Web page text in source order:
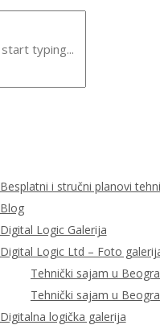
Besplatni i stručni planovi
Blog
Digital Logic Galerija
Digital Logic Ltd – Foto
Tehnički sajam u
Tehnički sajam u
Digitalna logička galerija